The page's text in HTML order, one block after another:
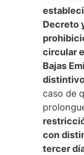
Decreto
circular
Bajas
distintivo
caso de
con
tercer